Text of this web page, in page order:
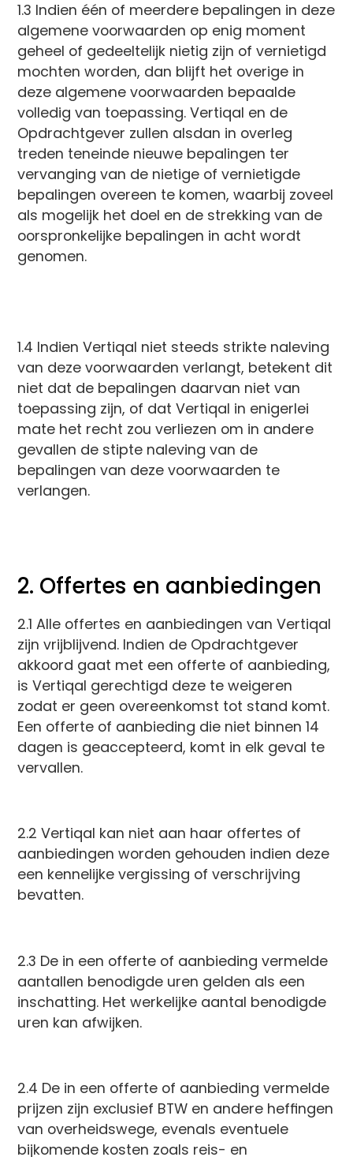
1.3 Indien één of meerdere bepalingen in deze
algemene voorwaarden op enig moment
geheel of gedeeltelijk nietig zijn of vernietigd
mochten worden, dan blijft het overige in
deze algemene voorwaarden bepaalde
volledig van toepassing. Vertiqal en de
Opdrachtgever zullen alsdan in overleg
treden teneinde nieuwe bepalingen ter
vervanging van de nietige of vernietigde
bepalingen overeen te komen, waarbij zoveel
als mogelijk het doel en de strekking van de
oorspronkelijke bepalingen in acht wordt
genomen.
1.4 Indien Vertiqal niet steeds strikte naleving
van deze voorwaarden verlangt, betekent dit
niet dat de bepalingen daarvan niet van
toepassing zijn, of dat Vertiqal in enigerlei
mate het recht zou verliezen om in andere
gevallen de stipte naleving van de
bepalingen van deze voorwaarden te
verlangen.
2. Offertes en aanbiedingen
2.1 Alle offertes en aanbiedingen van Vertiqal
zijn vrijblijvend. Indien de Opdrachtgever
akkoord gaat met een offerte of aanbieding,
is Vertiqal gerechtigd deze te weigeren
zodat er geen overeenkomst tot stand komt.
Een offerte of aanbieding die niet binnen 14
dagen is geaccepteerd, komt in elk geval te
vervallen.
2.2 Vertiqal kan niet aan haar offertes of
aanbiedingen worden gehouden indien deze
een kennelijke vergissing of verschrijving
bevatten.
2.3 De in een offerte of aanbieding vermelde
aantallen benodigde uren gelden als een
inschatting. Het werkelijke aantal benodigde
uren kan afwijken.
2.4 De in een offerte of aanbieding vermelde
prijzen zijn exclusief BTW en andere heffingen
van overheidswege, evenals eventuele
bijkomende kosten zoals reis- en